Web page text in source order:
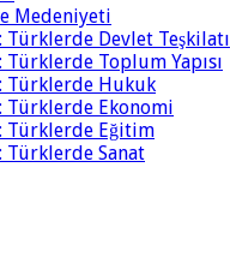
Medeniyeti
Türklerde Devlet Teşkilatı
Türklerde Toplum Yapısı
Türklerde Hukuk
Türklerde Ekonomi
Türklerde Eğitim
Türklerde Sanat